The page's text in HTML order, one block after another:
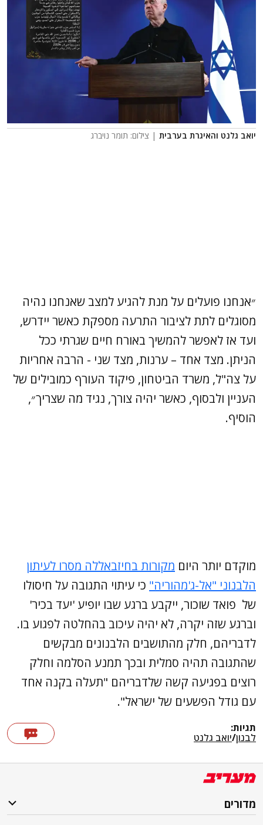
יואב גלנט והאיגרת בערבית | צילום: תומר נויברג
״אנחנו פועלים על מנת להגיע למצב שאנחנו נהיה
מסוגלים לתת לציבור התרעה מספקת כאשר יידרש,
ועד אז לאפשר להמשיך באורח חיים שגרתי ככל
הניתן. מצד אחד – ערנות, מצד שני - הרבה אחריות
על צה"ל, משרד הביטחון, פיקוד העורף כמובילים של
העניין ולבסוף, כאשר יהיה צורך, נגיד מה שצריך״,
הוסיף.
מוקדם יותר היום מקורות בחיזבאללה מסרו לעיתון
הלבנוני "אל-ג'מהוריה" כי עיתוי התגובה על חיסולו
של פואד שוכור, ייקבע ברגע שבו יופיע 'יעד בכיר'
וברגע שזה יקרה, לא יהיה עיכוב בהחלטה לפגוע בו.
לדבריהם, חלק מהתושבים הלבנונים מבקשים
שהתגובה תהיה סמלית ובכך תמנע הסלמה וחלק
רוצים בפגיעה קשה שלדבריהם "תעלה בקנה אחד
עם גודל הפשעים של ישראל".
תגיות:
לבנון/יואב גלנט
מדורים